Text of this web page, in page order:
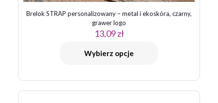
Brelok STRAP personalizowany – metal i ekoskóra, czarny,
grawer logo
13,09zł
Wybierz opcje